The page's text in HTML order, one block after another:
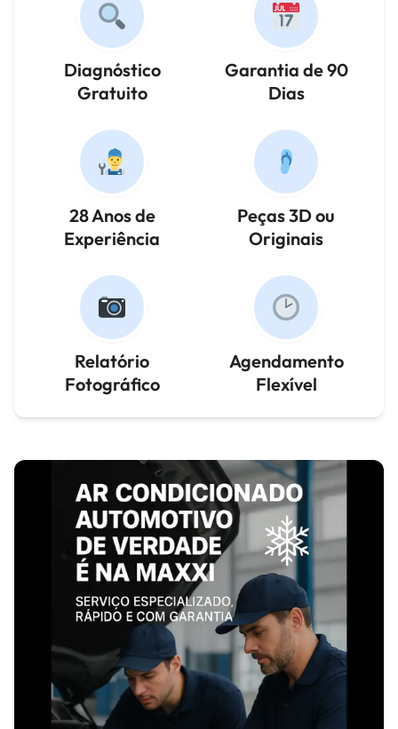
Diagnóstico
Gratuito
Garantia de 90
Dias
28 Anos de
Experiência
Peças 3D ou
Originais
Relatório
Fotográfico
Agendamento
Flexível